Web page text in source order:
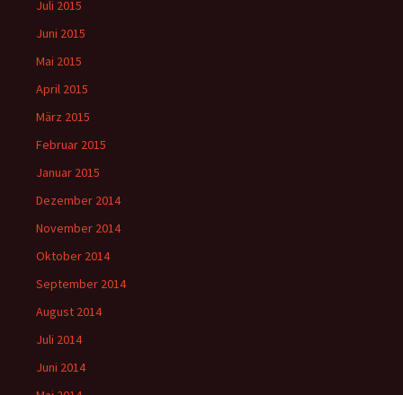
Juli 2015
Juni 2015
Mai 2015
April 2015
März 2015
Februar 2015
Januar 2015
Dezember 2014
November 2014
Oktober 2014
September 2014
August 2014
Juli 2014
Juni 2014